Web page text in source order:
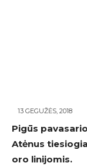
13 GEGUŽĖS, 2018
Pigūs
Atėnus
oro linijomis.